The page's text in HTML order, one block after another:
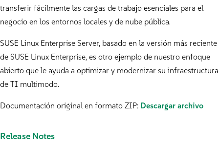
transferir fácilmente las cargas de trabajo esenciales para el
negocio en los entornos locales y de nube pública.
SUSE Linux Enterprise Server, basado en la versión más reciente
de SUSE Linux Enterprise, es otro ejemplo de nuestro enfoque
abierto que le ayuda a optimizar y modernizar su infraestructura
de TI multimodo.
Documentación original en formato ZIP: Descargar archivo
Release Notes